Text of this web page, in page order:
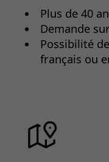
Plus de 40
Demande
Possibilité
français ou